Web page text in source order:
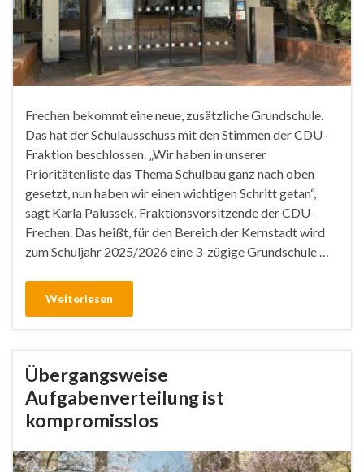
Frechen bekommt eine neue, zusätzliche Grundschule.
Das hat der Schulausschuss mit den Stimmen der CDU-
Fraktion beschlossen. „Wir haben in unserer
Prioritätenliste das Thema Schulbau ganz nach oben
gesetzt, nun haben wir einen wichtigen Schritt getan“,
sagt Karla Palussek, Fraktionsvorsitzende der CDU-
Frechen. Das heißt, für den Bereich der Kernstadt wird
zum Schuljahr 2025/2026 eine 3-zügige Grundschule …
Weiterlesen
Übergangsweise
Aufgabenverteilung ist
kompromisslos